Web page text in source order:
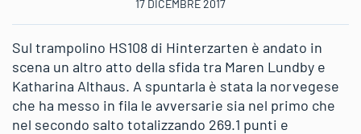
17 DICEMBRE 2017
Sul trampolino HS108 di Hinterzarten è andato in
scena un altro atto della sfida tra Maren Lundby e
Katharina Althaus. A spuntarla è stata la norvegese
che ha messo in fila le avversarie sia nel primo che
nel secondo salto totalizzando 269.1 punti e